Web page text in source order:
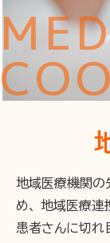
地域医療機関の
め、
地域医療連
患者さんに切れ